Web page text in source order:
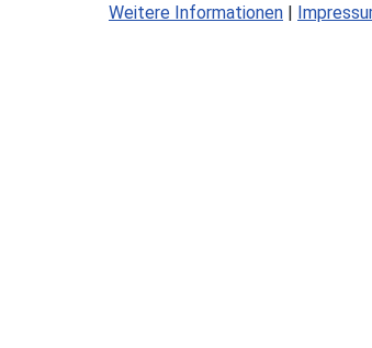
Weitere Informationen |